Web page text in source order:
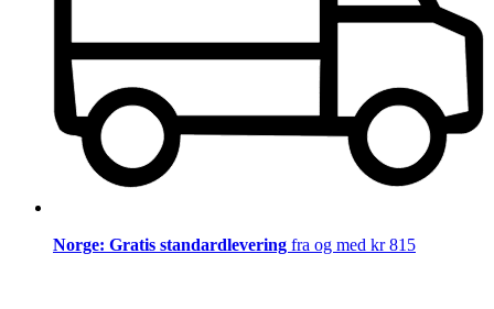
Norge: Gratis standardlevering fra og med kr 815